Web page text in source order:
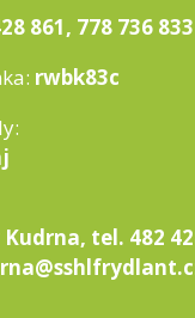
861, 778 736 833
rwbk83c
tel. 482